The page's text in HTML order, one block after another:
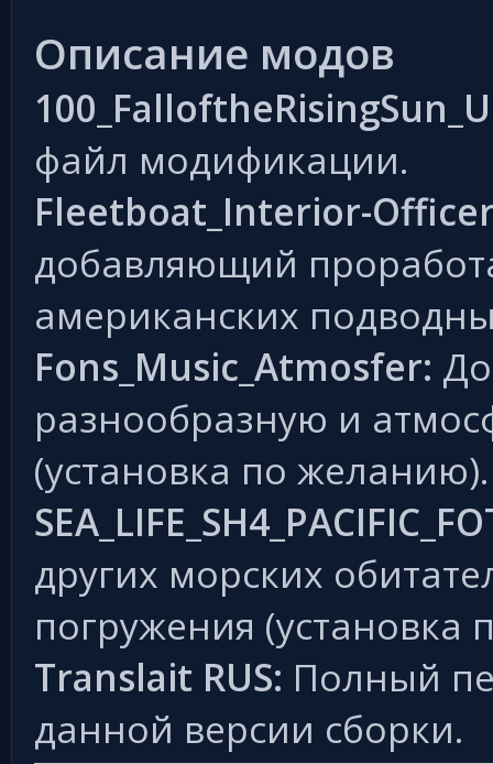
Описание модов
файл модификации.
Fleetboat_Interior-
добавляющий
американских
Fons_Music_Atmosfer:
разнообразную и
(установка по желанию).
других морских
погружения (установка
Translait RUS: Полный
данной версии сборки.